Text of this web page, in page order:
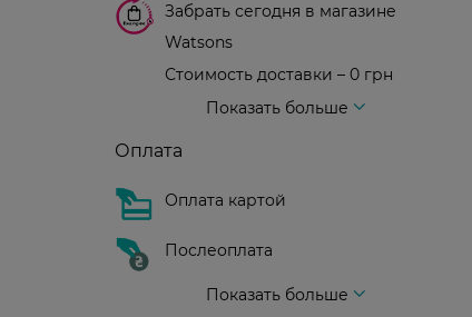
Забрать сегодня в магазине
Watsons
Стоимость доставки – 0 грн
Показать больше
Оплата
Оплата картой
Послеоплата
Показать больше